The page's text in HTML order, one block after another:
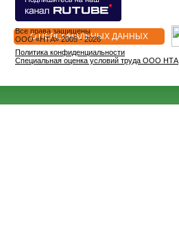
О ПЕРСОНАЛЬНЫХ ДАННЫХ
Все права защищены
OOO «НТА» 2005 - 2026
Политика конфиденциальности
Специальная оценка условий труда ООО НТА